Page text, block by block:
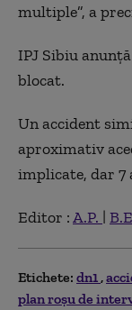
multiple”, a
IPJ Sibiu
blocat.
Un accident
aproximativ
implicate, dar
Editor :A.P. |
Etichete: dn1
plan roșu de